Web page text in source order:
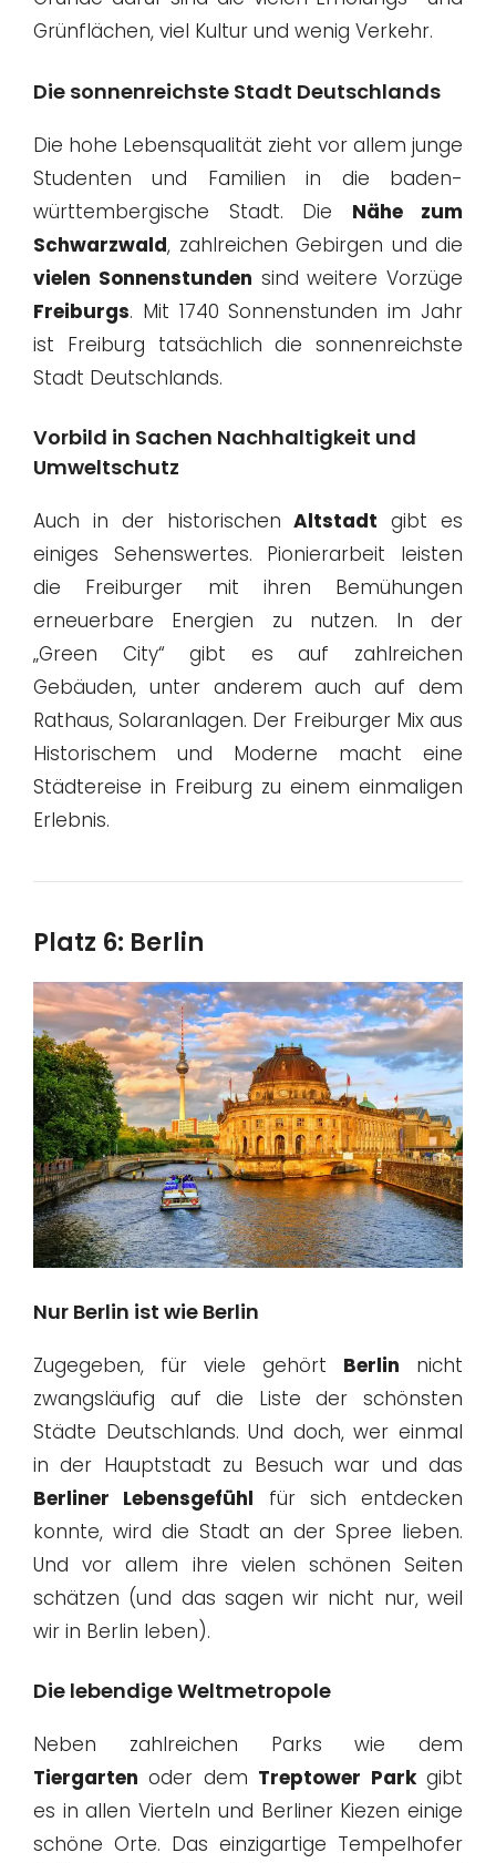
Grünflächen, viel Kultur und wenig Verkehr.
Die sonnenreichste Stadt Deutschlands
Die hohe Lebensqualität zieht vor allem junge
Studenten und Familien in die baden-
württembergische Stadt. Die Nähe zum
Schwarzwald, zahlreichen Gebirgen und die
vielen Sonnenstunden sind weitere Vorzüge
Freiburgs. Mit 1740 Sonnenstunden im Jahr
ist Freiburg tatsächlich die sonnenreichste
Stadt Deutschlands.
Vorbild in Sachen Nachhaltigkeit und
Umweltschutz
Auch in der historischenAltstadt gibt es
einiges Sehenswertes. Pionierarbeit leisten
die Freiburger mit ihren Bemühungen
erneuerbare Energien zu nutzen. In der
„Green City“ gibt es auf zahlreichen
Gebäuden, unter anderem auch auf dem
Rathaus, Solaranlagen. Der Freiburger Mix aus
Historischem und Moderne macht eine
Städtereise in Freiburg zu einem einmaligen
Erlebnis.
Platz 6: Berlin
Nur Berlin ist wie Berlin
Zugegeben, für viele gehört Berlin nicht
zwangsläufig auf die Liste der schönsten
Städte Deutschlands. Und doch, wer einmal
in der Hauptstadt zu Besuch war und das
Berliner Lebensgefühl für sich entdecken
konnte, wird die Stadt an der Spree lieben.
Und vor allem ihre vielen schönen Seiten
schätzen (und das sagen wir nicht nur, weil
wir in Berlin leben).
Die lebendige Weltmetropole
Neben zahlreichen Parks wie dem
Tiergarten oder dem Treptower Parkgibt
es in allen Vierteln und Berliner Kiezen einige
schöne Orte. Das einzigartige Tempelhofer